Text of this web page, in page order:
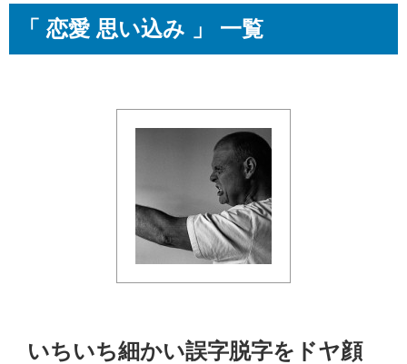
「 恋愛 思い込み 」 一覧
いちいち細かい誤字脱字をドヤ顔